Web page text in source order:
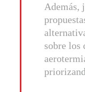
Además,
sobre los